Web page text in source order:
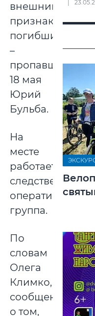
внешним
признакам
погибший
–
пропавший
18 мая
Юрий
Бульба.
На
месте
работает
следственно-
оперативная
группа.
По
словам
Олега
Климко,
сообщение
о том,